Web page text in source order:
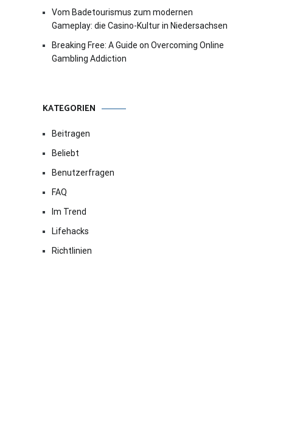
Vom Badetourismus zum modernen
Gameplay: die Casino-Kultur in Niedersachsen
Breaking Free: A Guide on Overcoming Online
Gambling Addiction
KATEGORIEN
Beitragen
Beliebt
Benutzerfragen
FAQ
Im Trend
Lifehacks
Richtlinien